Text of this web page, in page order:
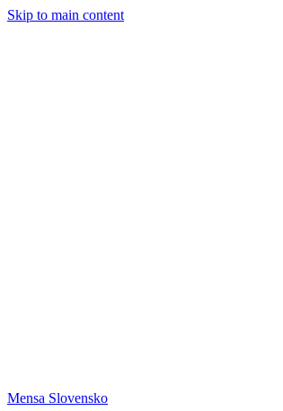
Skip to main content
Mensa Slovensko